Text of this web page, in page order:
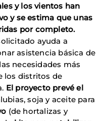
y los vientos han
y se estima que unas
por completo.
ayuda a
asistencia básica de
necesidades más
los distritos de
El proyecto prevé el
soja y aceite para
(de hortalizas y